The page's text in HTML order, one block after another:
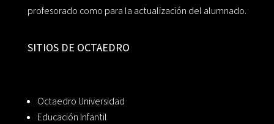
profesorado como para la actualización del alumnado.
SITIOS DE OCTAEDRO
Octaedro Universidad
Educación Infantil